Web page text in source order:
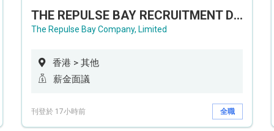
THE REPULSE BAY RECRUITMENT DAY 淺水灣影灣園人才招聘會
The Repulse Bay Company, Limited
香港 > 其他
薪金面議
刊登於 17小時前 全職